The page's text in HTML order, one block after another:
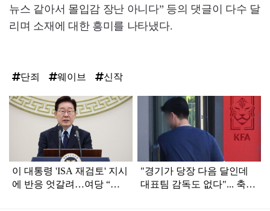
뉴스 같아서 몰입감 장난 아니다” 등의 댓글이 다수 달
리며 소재에 대한 흥미를 나타냈다.
단죄 웨이브 신작
탑
라
이 대통령 'ISA 재검토' 지시
에 반응 엇갈려…여당 “적
"경기가 당장 다음 달인데
대표팀 감독도 없다"... 축구